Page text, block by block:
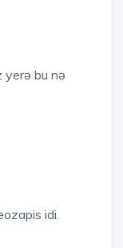
yerə bu nə
idi.